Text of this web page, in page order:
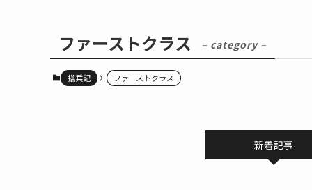
ファーストクラス – category –
搭乗記 ファーストクラス
新着記事